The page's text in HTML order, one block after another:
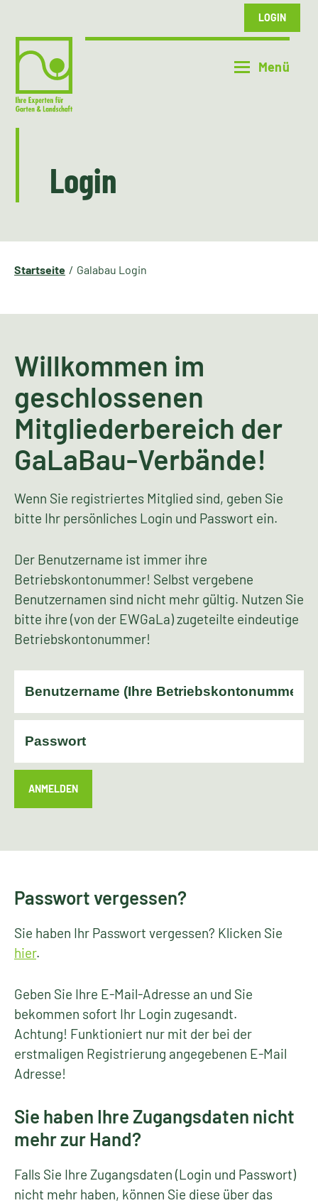
LOGIN
Login
Startseite Galabau Login
Willkommen im
geschlossenen
Mitgliederbereich der
GaLaBau-Verbände!
Wenn Sie registriertes Mitglied sind, geben Sie
bitte Ihr persönliches Login und Passwort ein.
Der Benutzername ist immer ihre
Betriebskontonummer! Selbst vergebene
Benutzernamen sind nicht mehr gültig. Nutzen Sie
bitte ihre (von der EWGaLa) zugeteilte eindeutige
Betriebskontonummer!
ANMELDEN
Passwort vergessen?
Sie haben Ihr Passwort vergessen? Klicken Sie
hier.
Geben Sie Ihre E-Mail-Adresse an und Sie
bekommen sofort Ihr Login zugesandt.
Achtung! Funktioniert nur mit der bei der
erstmaligen Registrierung angegebenen E-Mail
Adresse!
Sie haben Ihre Zugangsdaten nicht
mehr zur Hand?
Falls Sie Ihre Zugangsdaten (Login und Passwort)
nicht mehr haben, können Sie diese über das